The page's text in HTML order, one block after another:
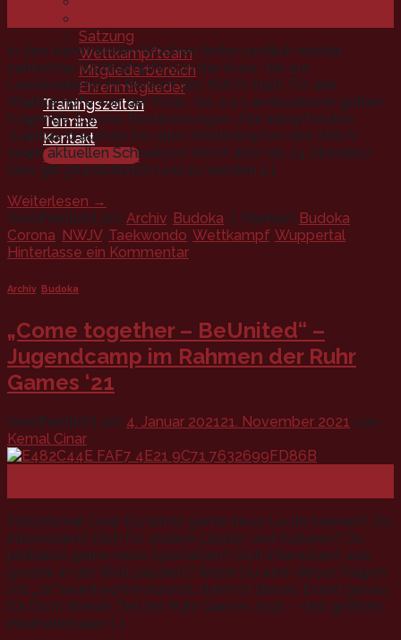
Satzung
Wettkampfteam
Mitgliederbereich
Ehrenmitglieder
Trainingszeiten
Termine
Kontakt
Mitgliedschaft
In den kommenden Wochen finden endlich wieder
zahlreiche Wettkämpfe von der Kreis- bis zur
Landesebene im Bereich des NWJV statt. Für alle
Wettkämpfe von der Kreis- bis zur Landesebene gelten
folgende Corona-Bestimmungen: Alle kämpfenden
Judokas brauchen bei allen Wettkämpfen des NWJV
einen aktuellen Schnelltest (nicht älter als 24 Stunden).
Dies gilt grundsätzlich und es werden […]
Weiterlesen →
Veröffentlicht am Archiv, Budoka Markiert Budoka,
Corona, NWJV, Taekwondo, Wettkampf, Wuppertal
Hinterlasse ein Kommentar
Archiv, Budoka
„Come together – BeUnited“ –
Jugendcamp im Rahmen der Ruhr
Games ‘21
Veröffentlicht am 4. Januar 202121. November 2021 von
Kemal Cinar
Foto:Kemal Cinar Du lernst gerne neue Leute kennen? Du
interessierst Dich für andere Länder und Kulturen? Du
probierst gerne neue Sportarten? Dich interessiert was
gerade in der Welt passiert? Wenn Du eine dieser Fragen
mit „Ja“ beantworten kannst, dann ist dieses Event genau
für Dich! Werde Teil der Ruhr Games 2021 – des größten
internationalen […]